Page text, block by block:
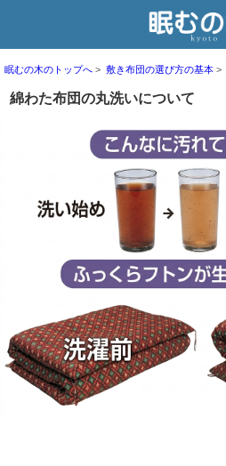
眠むの木のトップへ 敷き布団の選び方の基本
綿わた布団の丸洗いについて